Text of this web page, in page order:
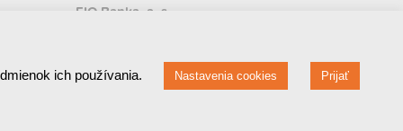
FIO Banka, a. s.
BIC: FIOBCZPPXXX
ich používania. Nastavenia cookies Prijať